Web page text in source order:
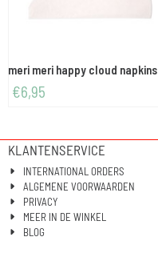
meri meri happy cloud napkins
€6,95
KLANTENSERVICE
INTERNATIONAL ORDERS
ALGEMENE VOORWAARDEN
PRIVACY
MEER IN DE WINKEL
BLOG